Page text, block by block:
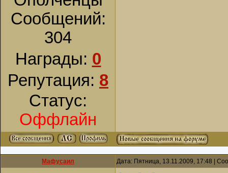
Сообщений:
304
Награды: 0
Репутация: 8
Статус:
Оффлайн
Мафусаил Дата: Пятница, 13.11.2009, 17:48 |